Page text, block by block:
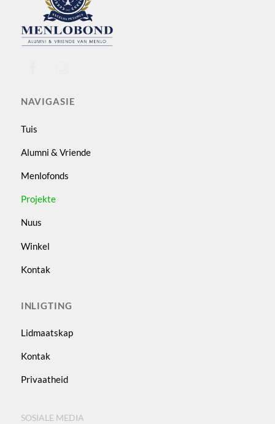
NAVIGASIE
Tuis
Alumni & Vriende
Menlofonds
Projekte
Nuus
Winkel
Kontak
INLIGTING
Lidmaatskap
Kontak
Privaatheid
SOSIALE MEDIA